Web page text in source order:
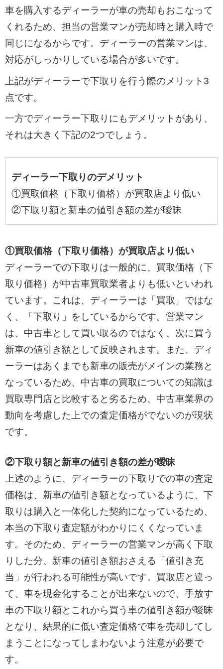
車を購入するディーラーが車の売却もおこなって
くれるため、担当の営業マンが売却時と購入時で
同じになるからです。ディーラーの営業マンは、
対応がしっかりしている場合が多いです。
上記がディーラーで下取りを行う際のメリット3
点です。
一方でディーラー下取りにもデメリットがあり、
それは大きく下記の2つでしょう。
ディーラー下取りのデメリット
①買取価格（下取り価格）が買取店より低い
②下取り額と新車の値引き額の差が曖昧
①買取価格（下取り価格）が買取店より低い
ディーラーでの下取りは一般的に、買取価格（下
取り価格）が中古車買取業者よりも低いといわれ
ています。これは、ディーラーは「買取」ではな
く、「下取り」をしているからです。営業マン
は、中古車として買い取るのではなく、次に買う
新車の値引き額として反映されます。また、ディ
ーラーはあくまでも新車の販売がメインの業務と
なっているため、中古車の買取についての知識は
買取専門店と比較すると劣るため、中古車業界の
動向を考慮した上での査定価格がでないのが現状
です。
②下取り額と新車の値引き額の差が曖昧
上述のように、ディーラーの下取りでの車の査定
価格は、新車の値引き額となっているように、下
取りは購入と一体化した契約になっているため、
本当の下取り査定額がわかりにくくなっていま
す。そのため、ディーラーの営業マンが高く下取
りした分、新車の値引き額おさえる「値引き充
当」が行われる可能性が高いです。買取店と違っ
て、車を現金化することが出来ないので、手放す
車の下取り額とこれから買う車の値引き額が曖昧
となり、結果的に低い査定価格で車を売却してし
まうことになってしまわないよう注意が必要で
す。